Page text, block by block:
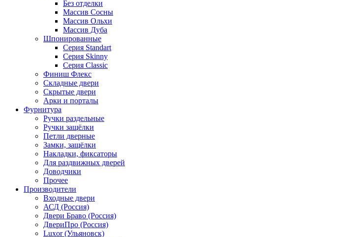
Без отделки
Массив Сосны
Массив Ольхи
Массив Дуба
Шпонированные
Серия Standart
Серия Skinny
Серия Classic
Финиш Флекс
Складные двери
Скрытые двери
Арки и порталы
Фурнитура
Ручки раздельные
Ручки защёлки
Петли дверные
Замки, защёлки
Накладки, фиксаторы
Для раздвижных дверей
Доводчики
Прочее
Производители
Входные двери
АСД (Россия)
Двери Браво (Россия)
ДвериПро (Россия)
Luxor (Ульяновск)